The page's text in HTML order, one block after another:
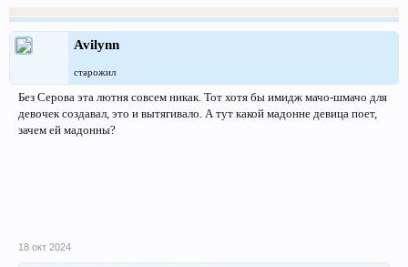
Avilynn
старожил
Без Серова эта лютня совсем никак. Тот хотя бы имидж мачо-шмачо для
девочек создавал, это и вытягивало. А тут какой мадонне девица поет,
зачем ей мадонны?
18 окт 2024